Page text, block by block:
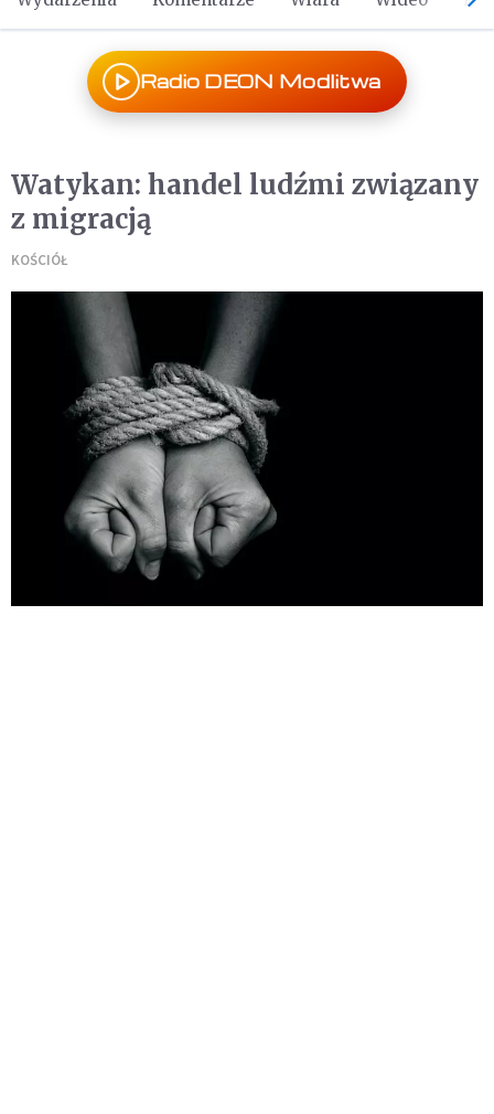
Radio DEON Modlitwa
Watykan: handel ludźmi związany
z migracją
KOŚCIÓŁ